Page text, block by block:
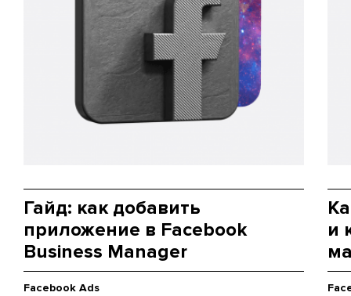
Гайд: как добавить
приложение в Facebook
Business Manager
Facebook Ads
и